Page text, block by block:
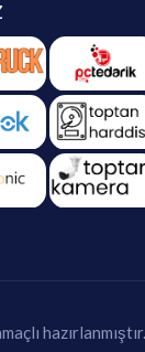
hazırlanmıştır.